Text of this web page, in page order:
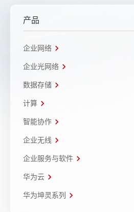
产品
企业网络
企业光网络
数据存储
计算
智能协作
企业无线
企业服务与软件
华为云
华为坤灵系列